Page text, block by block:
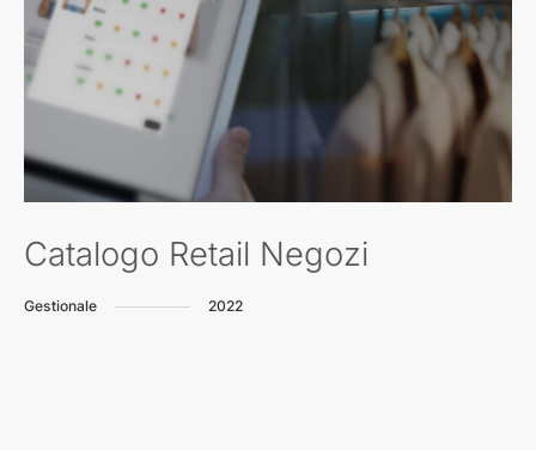
Catalogo Retail Negozi
Gestionale 2022